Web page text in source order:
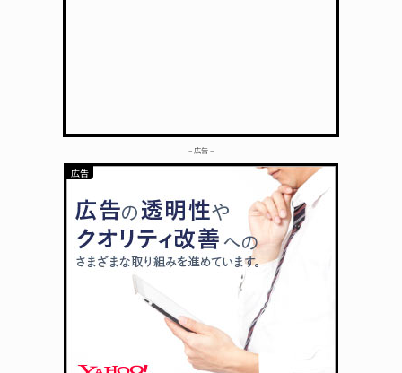
– 広告 –